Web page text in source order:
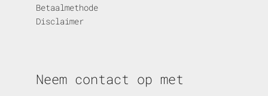
Betaalmethode
Disclaimer
Neem contact op met